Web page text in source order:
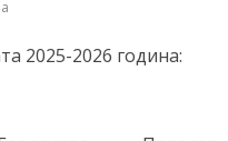
2025-2026 година: